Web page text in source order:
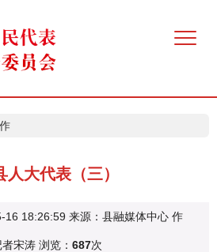
人大代表（三）
16 18:26:59 来源：县融媒体中心 作
宋涛 浏览： 687次